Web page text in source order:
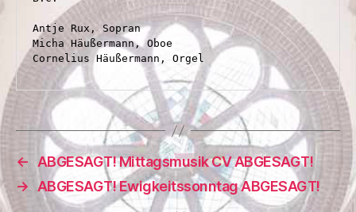
Antje Rux, Sopran
Micha Häußermann, Oboe
Cornelius Häußermann, Orgel
←
ABGESAGT! Mittagsmusik CV ABGESAGT!
→ ABGESAGT! Ewigkeitssonntag ABGESAGT!